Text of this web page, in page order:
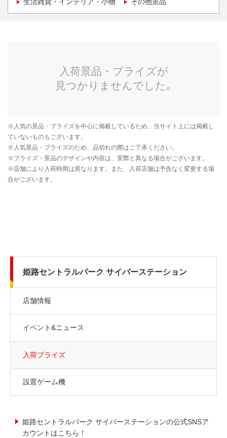
姫路セントラルパーク サイバーステーション
店舗情報
イベント&ニュース
入荷プライズ
設置ゲーム機
姫路セントラルパーク サイバーステーションの公式SNSア
カウントはこちら！